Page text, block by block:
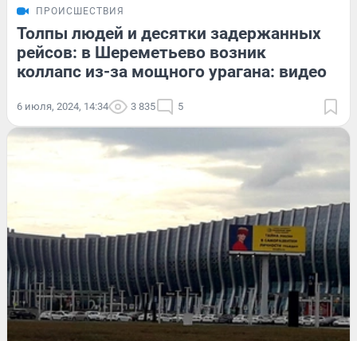
ПРОИСШЕСТВИЯ
Толпы людей и десятки задержанных
рейсов: в Шереметьево возник
коллапс из-за мощного урагана: видео
6 июля, 2024, 14:34 3 835 5